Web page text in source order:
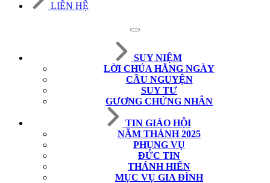
LIÊN HỆ
SUY NIỆM
LỜI CHÚA HẰNG NGÀY
CẦU NGUYỆN
SUY TƯ
GƯƠNG CHỨNG NHÂN
TIN GIÁO HỘI
NĂM THÁNH 2025
PHỤNG VỤ
ĐỨC TIN
THÁNH HIẾN
MỤC VỤ GIA ĐÌNH